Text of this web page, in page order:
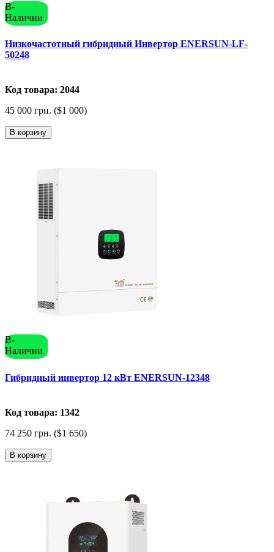
В-
Наличии
Низкочастотный гибридный Инвертор ENERSUN-LF-
50248
Код товара: 2044
45 000 грн. ($1 000)
В корзину
В-
Наличии
Гибридный инвертор 12 кВт ENERSUN-12348
Код товара: 1342
74 250 грн. ($1 650)
В корзину